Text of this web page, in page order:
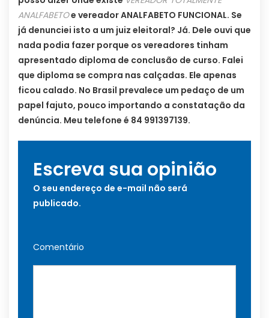
ANALFABETOe vereador ANALFABETO FUNCIONAL. Se
já denunciei isto a um juiz eleitoral? Já. Dele ouvi que
nada podia fazer porque os vereadores tinham
apresentado diploma de conclusão de curso. Falei
que diploma se compra nas calçadas. Ele apenas
ficou calado. No Brasil prevalece um pedaço de um
papel fajuto, pouco importando a constatação da
denúncia. Meu telefone é 84 991397139.
Escreva sua opinião
O seu endereço de e-mail não será
publicado.
Comentário